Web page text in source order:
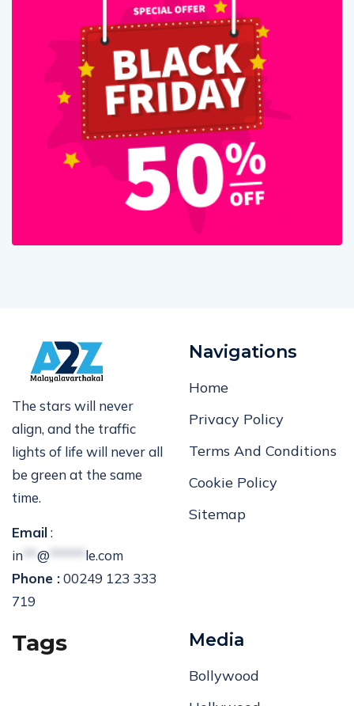
The stars will never
align, and the traffic
lights of life will never all
be green at the same
time.
Email:
in ** @ ***** le.com
Phone :00249 123 333
719
Navigations
Home
Privacy Policy
Terms And Conditions
Cookie Policy
Sitemap
Tags Media
Bollywood